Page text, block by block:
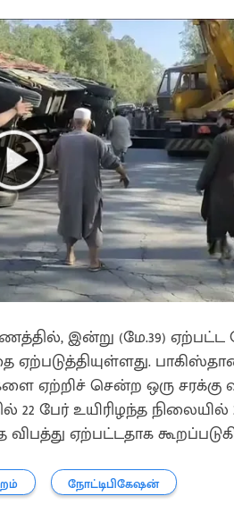
இன்று (மே.39) ஏற்பட்ட
ஏற்றிச் சென்ற ஒரு சரக்கு
22 பேர் உயிரிழந்த
ஏற்பட்டதாக
நோட்டிபிகேஷன்